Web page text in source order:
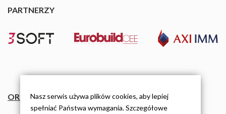
PARTNERZY
ORGANIZACJE
Nasz serwis używa plików cookies, aby lepiej
spełniać Państwa wymagania. Szczegółowe